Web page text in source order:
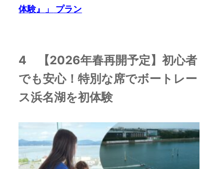
体験』 」 プラン
4 【2026年春再開予定】初心者
でも安心！特別な席でボートレー
ス浜名湖を初体験